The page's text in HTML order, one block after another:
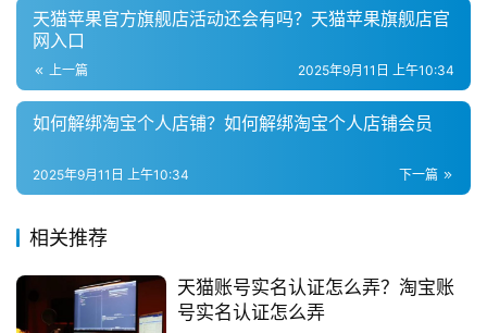
天猫苹果官方旗舰店活动还会有吗？天猫苹果旗舰店官
网入口
上一篇 2025年9月11日 上午10:34
如何解绑淘宝个人店铺？如何解绑淘宝个人店铺会员
下一篇
2025年9月11日 上午10:34
相关推荐
天猫账号实名认证怎么弄？淘宝账
号实名认证怎么弄